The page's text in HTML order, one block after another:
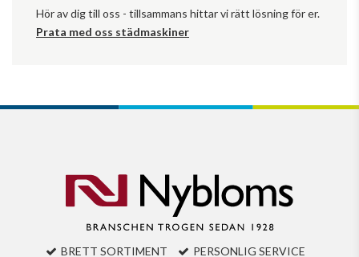
Hör av dig till oss - tillsammans hittar vi rätt lösning för er.
Prata med oss städmaskiner
BRETT SORTIMENT
PERSONLIG SERVICE